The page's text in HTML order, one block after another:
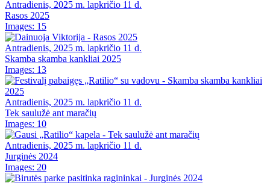
Antradienis, 2025 m. lapkričio 11 d.
Rasos 2025
Images: 15
Antradienis, 2025 m. lapkričio 11 d.
Skamba skamba kankliai 2025
Images: 13
Antradienis, 2025 m. lapkričio 11 d.
Tek saulužė ant maračių
Images: 10
Antradienis, 2025 m. lapkričio 11 d.
Jurginės 2024
Images: 20